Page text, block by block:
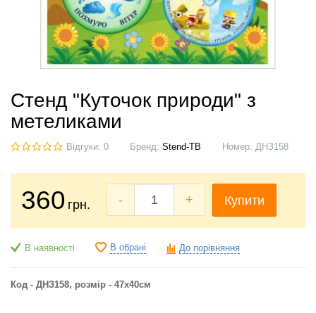
Стенд "Куточок природи" з
метеликами
Відгуки: 0 Бренд: Stend-TB Номер: ДНЗ158
360 грн. - + Купити
В наявності В обрані До порівняння
Код - ДНЗ158, розмір - 47х40см